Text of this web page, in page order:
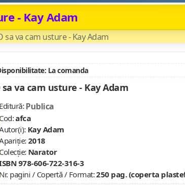
sa va cam usture - Kay Adam
- Kay Adam
La comanda
sa va cam usture - Kay Adam
Editură: Publica
Cod:afca
Kay Adam
2018
Colecție: Narator
978-606-722-316-3
Nr. pagini / Copertă / Format:250 pag. (coperta